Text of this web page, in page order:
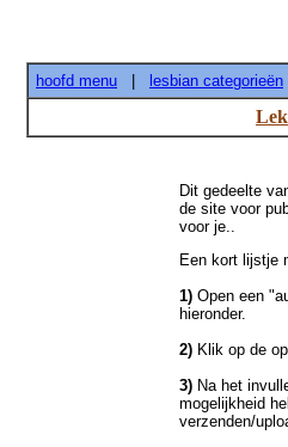
hoofd menu lesbian categorieën
Dit gedeelte
de site voor
voor je..
Een kort lijstje
1) Open een
hieronder.
2) Klik op de
3) Na het
mogelijkheid
verzenden/